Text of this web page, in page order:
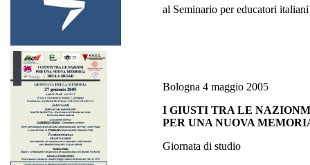
al Seminario per educatori italiani
Bologna 4 maggio 2005
I GIUSTI TRA LE
PER UNA NUOVA
Giornata di studio